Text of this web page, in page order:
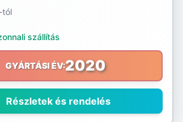
-tól
szállítás
GYÁRTÁSI ÉV:2020
Részletek és rendelés